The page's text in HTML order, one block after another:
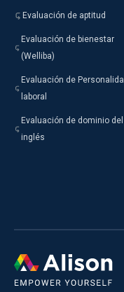
Evaluación de aptitud
Evaluación de bienestar
(Welliba)
Evaluación de
laboral
Evaluación de dominio del
inglés